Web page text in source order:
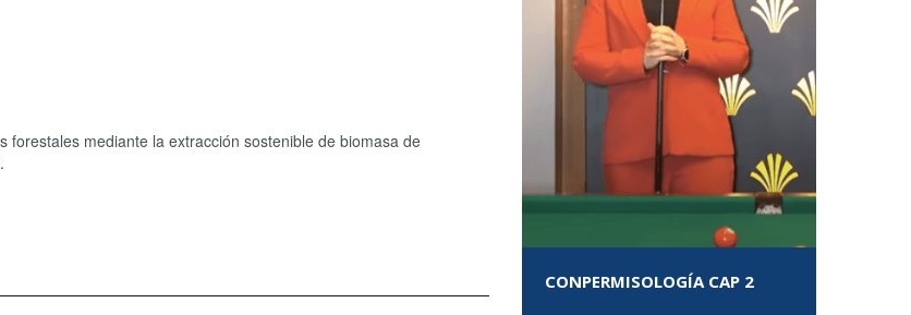
mediante la extracción sostenible de biomasa de
CONPERMISOLOGÍA CAP 2